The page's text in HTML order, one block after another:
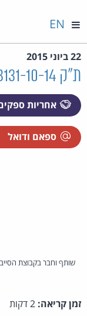
EN
22 ביוני 2015
ת"ק 28131-10-14 קליין נ' גולן טלקום בע"מ
אחריות
ספאם ודואל
שותף וחבר בקבוצת
זמן קריאה: